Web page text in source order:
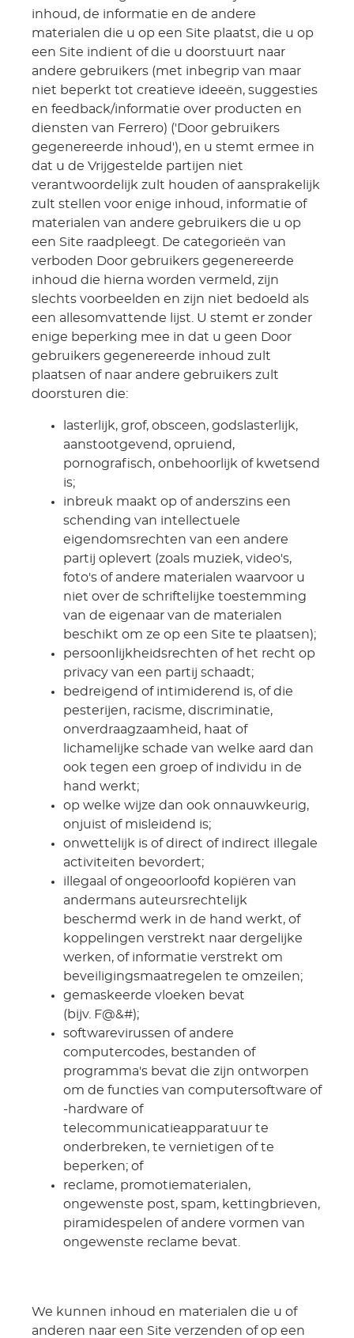
inhoud, de informatie en de andere
materialen die u op een Site plaatst, die u op
een Site indient of die u doorstuurt naar
andere gebruikers (met inbegrip van maar
niet beperkt tot creatieve ideeën, suggesties
en feedback/informatie over producten en
diensten van Ferrero) ('Door gebruikers
gegenereerde inhoud'), en u stemt ermee in
dat u de Vrijgestelde partijen niet
verantwoordelijk zult houden of aansprakelijk
zult stellen voor enige inhoud, informatie of
materialen van andere gebruikers die u op
een Site raadpleegt. De categorieën van
verboden Door gebruikers gegenereerde
inhoud die hierna worden vermeld, zijn
slechts voorbeelden en zijn niet bedoeld als
een allesomvattende lijst. U stemt er zonder
enige beperking mee in dat u geen Door
gebruikers gegenereerde inhoud zult
plaatsen of naar andere gebruikers zult
doorsturen die:
lasterlijk, grof, obsceen, godslasterlijk,
aanstootgevend, opruiend,
pornografisch, onbehoorlijk of kwetsend
is;
inbreuk maakt op of anderszins een
schending van intellectuele
eigendomsrechten van een andere
partij oplevert (zoals muziek, video's,
foto's of andere materialen waarvoor u
niet over de schriftelijke toestemming
van de eigenaar van de materialen
beschikt om ze op een Site te plaatsen);
persoonlijkheidsrechten of het recht op
privacy van een partij schaadt;
bedreigend of intimiderend is, of die
pesterijen, racisme, discriminatie,
onverdraagzaamheid, haat of
lichamelijke schade van welke aard dan
ook tegen een groep of individu in de
hand werkt;
op welke wijze dan ook onnauwkeurig,
onjuist of misleidend is;
onwettelijk is of direct of indirect illegale
activiteiten bevordert;
illegaal of ongeoorloofd kopiëren van
andermans auteursrechtelijk
beschermd werk in de hand werkt, of
koppelingen verstrekt naar dergelijke
werken, of informatie verstrekt om
beveiligingsmaatregelen te omzeilen;
gemaskeerde vloeken bevat
(bijv. F@&#);
softwarevirussen of andere
computercodes, bestanden of
programma's bevat die zijn ontworpen
om de functies van computersoftware of
-hardware of
telecommunicatieapparatuur te
onderbreken, te vernietigen of te
beperken; of
reclame, promotiematerialen,
ongewenste post, spam, kettingbrieven,
piramidespelen of andere vormen van
ongewenste reclame bevat.
We kunnen inhoud en materialen die u of
anderen naar een Site verzenden of op een